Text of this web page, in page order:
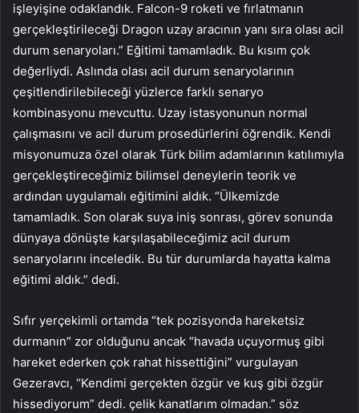
işleyişine odaklandık. Falcon-9 roketi ve fırlatmanın
gerçekleştirileceği Dragon uzay aracının yanı sıra olası acil
durum senaryoları.” Eğitimi tamamladık. Bu kısım çok
değerliydi. Aslında olası acil durum senaryolarının
çeşitlendirilebileceği yüzlerce farklı senaryo
kombinasyonu mevcuttu. Uzay istasyonunun normal
çalışmasını ve acil durum prosedürlerini öğrendik. Kendi
misyonumuza özel olarak Türk bilim adamlarının katılımıyla
gerçekleştireceğimiz bilimsel deneylerin teorik ve
ardından uygulamalı eğitimini aldık. “Ülkemizde
tamamladık. Son olarak suya iniş sonrası, görev sonunda
dünyaya dönüşte karşılaşabileceğimiz acil durum
senaryolarını inceledik. Bu tür durumlarda hayatta kalma
eğitimi aldık.” dedi.
Sıfır yerçekimli ortamda “tek pozisyonda hareketsiz
durmanın” zor olduğunu ancak “havada uçuyormuş gibi
hareket ederken çok rahat hissettiğini” vurgulayan
Gezeravcı, “Kendimi gerçekten özgür ve kuş gibi özgür
hissediyorum” dedi. çelik kanatlarım olmadan.” söz